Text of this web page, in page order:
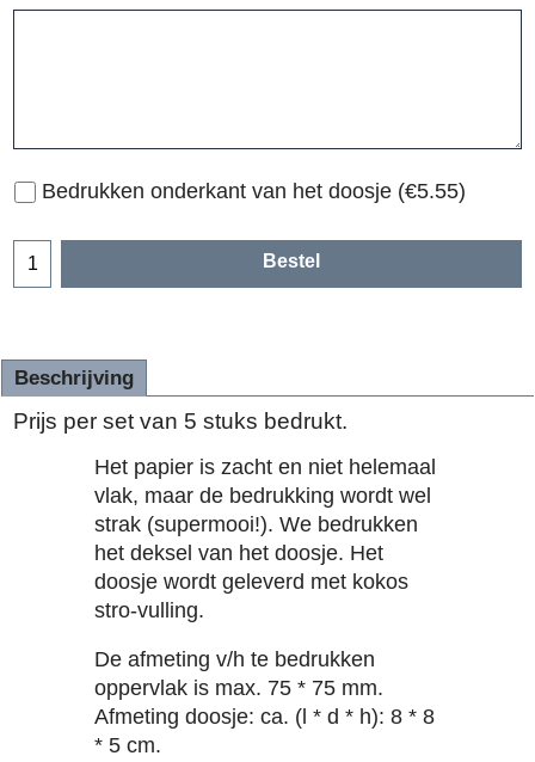
Bedrukken onderkant van het doosje (€5.55)
Bestel
Beschrijving
Prijs per set van 5 stuks bedrukt.
Het papier is zacht en niet helemaal
vlak, maar de bedrukking wordt wel
strak (supermooi!). We bedrukken
het deksel van het doosje. Het
doosje wordt geleverd met kokos
stro-vulling.
De afmeting v/h te bedrukken
oppervlak is max. 75 * 75 mm.
Afmeting doosje: ca. (l * d * h): 8 * 8
* 5 cm.